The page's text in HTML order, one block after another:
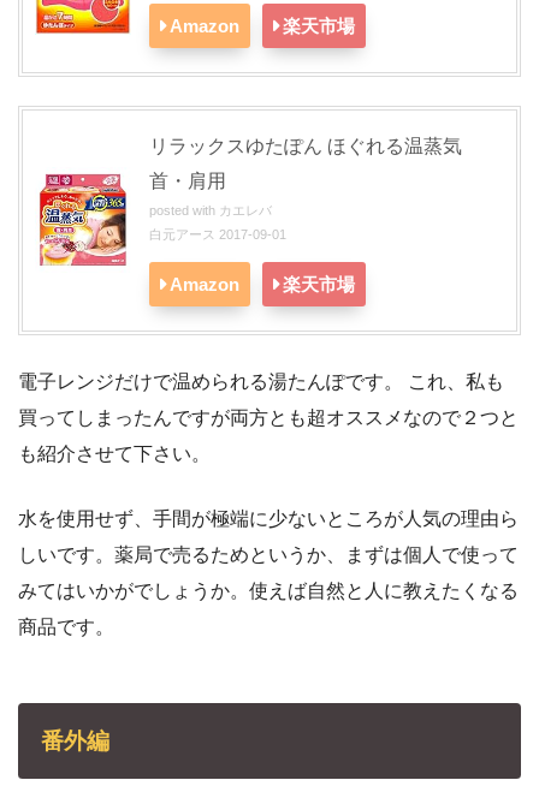
Amazon 楽天市場
リラックスゆたぽん ほぐれる温蒸気
首・肩用
posted with カエレバ
白元アース 2017-09-01
Amazon 楽天市場
電子レンジだけで温められる湯たんぽです。 これ、私も
買ってしまったんですが両方とも超オススメなので２つと
も紹介させて下さい。
水を使用せず、手間が極端に少ないところが人気の理由ら
しいです。薬局で売るためというか、まずは個人で使って
みてはいかがでしょうか。使えば自然と人に教えたくなる
商品です。
番外編